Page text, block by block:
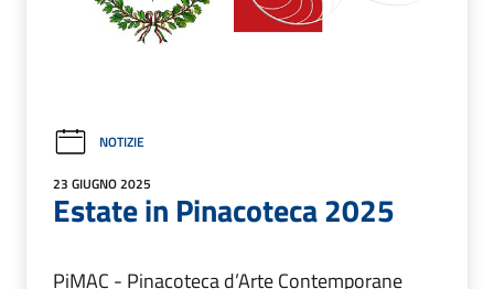
NOTIZIE
23 GIUGNO 2025
Estate in Pinacoteca 2025
PiMAC - Pinacoteca d’Arte Contemporane